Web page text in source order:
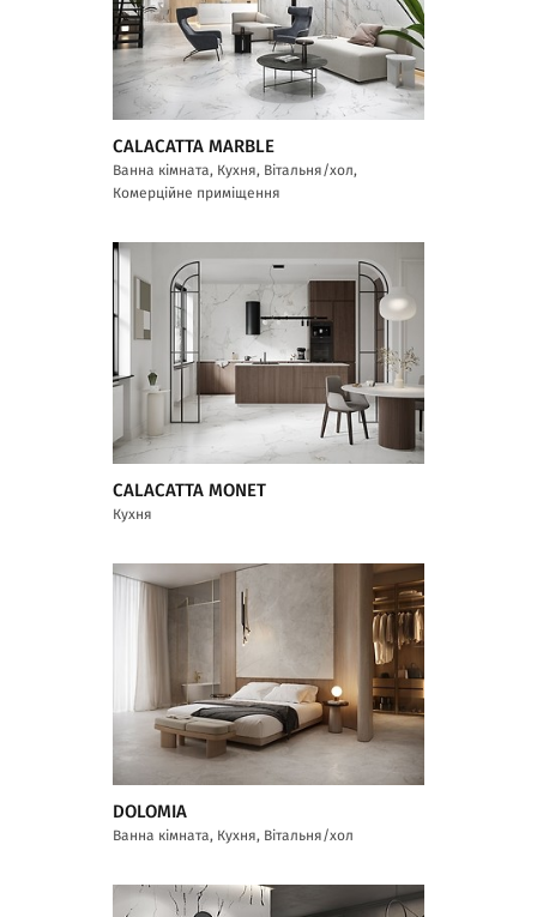
CALACATTA MARBLE
Ванна кімната, Кухня, Вітальня/хол,
Комерційне приміщення
CALACATTA MONET
Кухня
DOLOMIA
Ванна кімната, Кухня, Вітальня/хол